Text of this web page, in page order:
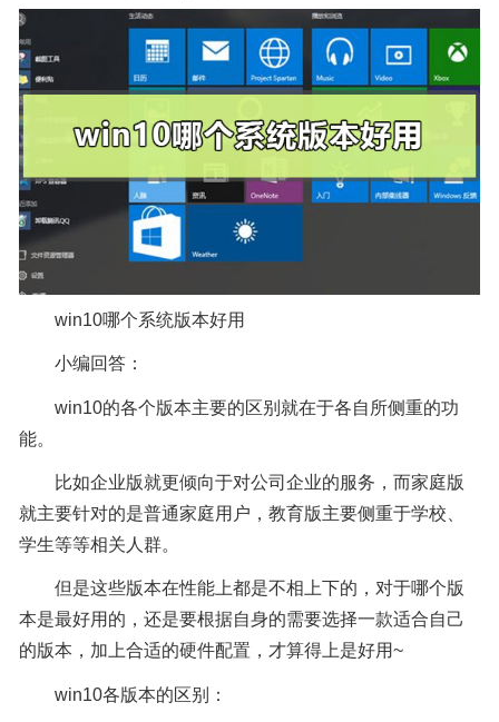
win10哪个系统版本好用
小编回答：
win10的各个版本主要的区别就在于各自所侧重的功
能。
比如企业版就更倾向于对公司企业的服务，而家庭版
就主要针对的是普通家庭用户，教育版主要侧重于学校、
学生等等相关人群。
但是这些版本在性能上都是不相上下的，对于哪个版
本是最好用的，还是要根据自身的需要选择一款适合自己
的版本，加上合适的硬件配置，才算得上是好用~
win10各版本的区别：